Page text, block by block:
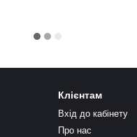
Клієнтам
Вхід до кабінету
Про нас